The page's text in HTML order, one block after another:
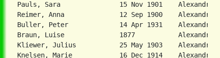
Pauls, Sara               15 Nov 1901    Alexandropol,
Reimer, Anna              12 Sep 1900
Braun, Luise              1877
Kliewer, Julius           25 May 1903
Knelsen, Marie            16 Dec 1914